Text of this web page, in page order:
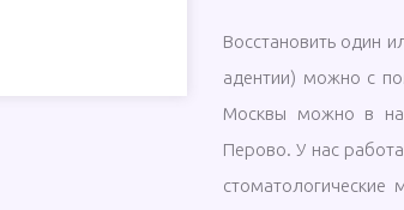
Восстановить один
адентии) можно с
Москвы можно в
Перово. У нас
стоматологические